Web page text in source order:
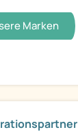
Marken